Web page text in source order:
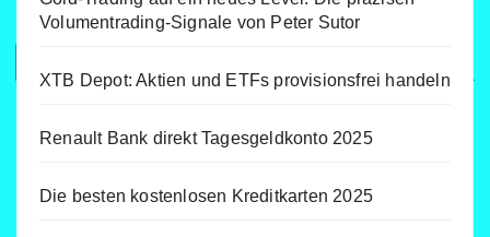
Volumentrading-Signale von Peter Sutor
XTB Depot: Aktien und ETFs provisionsfrei handeln
Renault Bank direkt Tagesgeldkonto 2025
Die besten kostenlosen Kreditkarten 2025